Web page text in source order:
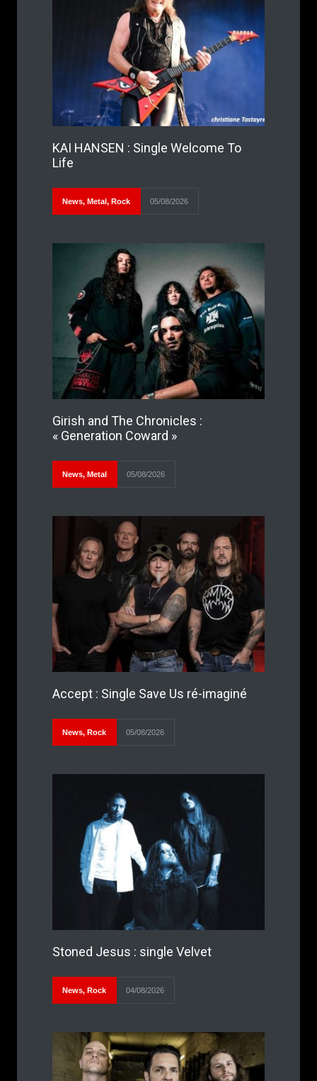
KAI HANSEN : Single Welcome To
Life
News, Metal, Rock 05/08/2026
Girish and The Chronicles :
« Generation Coward »
News, Metal 05/08/2026
Accept : Single Save Us ré-imaginé
News, Rock 05/08/2026
Stoned Jesus : single Velvet
News, Rock 04/08/2026